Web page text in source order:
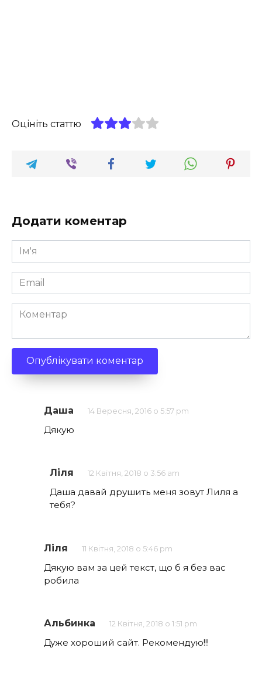
Оцініть статтю
Додати коментар
Ім'я
*
Email
*
Коментар
Даша 14 Вересня, 2016 о 5:57 pm
Дякую
Ліля 12 Квітня, 2018 о 3:56 am
Даша давай друшить меня зовут Лиля а
тебя?
Ліля 11 Квітня, 2018 о 5:46 pm
Дякую вам за цей текст, що б я без вас
робила
Альбинка 12 Квітня, 2018 о 1:51 pm
Дуже хороший сайт. Рекомендую!!!